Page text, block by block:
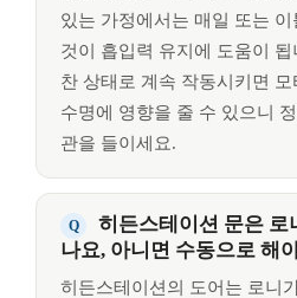
있는 가정에서는 매일 또는
것이 흡입력 유지에 도움이
찬 상태로 계속 작동시키면
수명에 영향을 줄 수 있으니
관을 들이세요.
히든스테이션 문은 로
나요, 아니면 수동으로 해
히든스테이션의 도어는 로니